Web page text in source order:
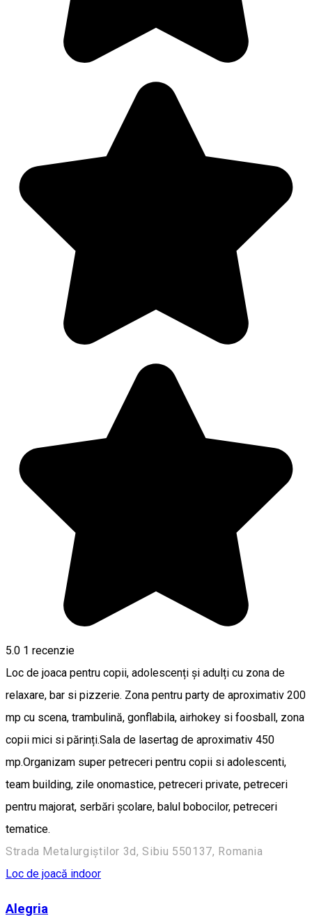
5.0 1 recenzie
Loc de joaca pentru copii, adolescenți și adulți cu zona de
relaxare, bar si pizzerie. Zona pentru party de aproximativ 200
mp cu scena, trambulină, gonflabila, airhokey si foosball, zona
copii mici si părinți.Sala de lasertag de aproximativ 450
mp.Organizam super petreceri pentru copii si adolescenti,
team building, zile onomastice, petreceri private, petreceri
pentru majorat, serbări școlare, balul bobocilor, petreceri
tematice.
Strada Metalurgiștilor 3d, Sibiu 550137, Romania
Loc de joacă indoor
Alegria